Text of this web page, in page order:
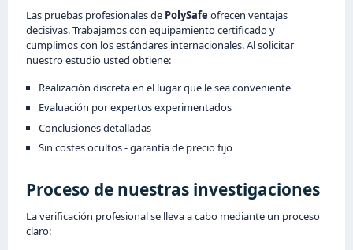
Las pruebas profesionales de PolySafe ofrecen ventajas
decisivas. Trabajamos con equipamiento certificado y
cumplimos con los estándares internacionales. Al solicitar
nuestro estudio usted obtiene:
Realización discreta en el lugar que le sea conveniente
Evaluación por expertos experimentados
Conclusiones detalladas
Sin costes ocultos - garantía de precio fijo
Proceso de nuestras investigaciones
La verificación profesional se lleva a cabo mediante un proceso
claro: